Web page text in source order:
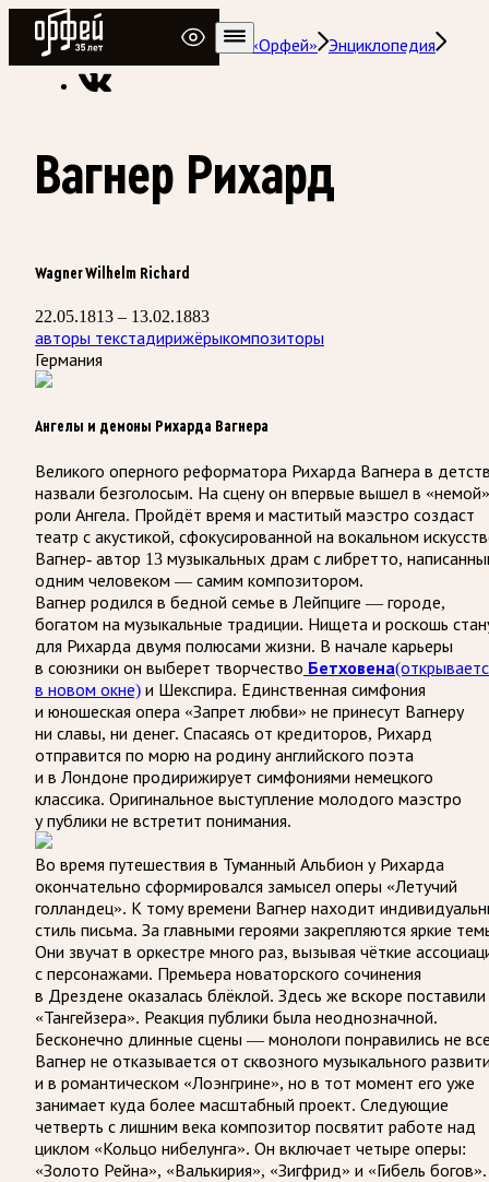
Радио Орфей
Радио классической музыки «Орфей»
Энциклопедия
Вагнер Рихард
Wagner Wilhelm Richard
22.05.1813 – 13.02.1883
авторы текстадирижёрыкомпозиторы
Германия
Ангелы и демоны Рихарда Вагнера
Великого оперного реформатора Рихарда Вагнера в
назвали безголосым. На сцену он впервые вышел в «немой»
роли Ангела. Пройдёт время и маститый маэстро создаст
театр с акустикой, сфокусированной на вокальном
Вагнер- автор 13 музыкальных драм с либретто,
одним человеком — самим композитором.
Вагнер родился в бедной семье в Лейпциге — городе,
богатом на музыкальные традиции. Нищета и роскошь
для Рихарда двумя полюсами жизни. В начале карьеры
в союзники он выберет творчество Бетховена
в новом окне) и Шекспира. Единственная симфония
и юношеская опера «Запрет любви» не принесут Вагнеру
ни славы, ни денег. Спасаясь от кредиторов, Рихард
отправится по морю на родину английского поэта
и в Лондоне продирижирует симфониями немецкого
классика. Оригинальное выступление молодого маэстро
у публики не встретит понимания.
Во время путешествия в Туманный Альбион у Рихарда
окончательно сформировался замысел оперы «Летучий
голландец». К тому времени Вагнер находит
стиль письма. За главными героями закрепляются яркие
Они звучат в оркестре много раз, вызывая чёткие
с персонажами. Премьера новаторского сочинения
в Дрездене оказалась блёклой. Здесь же вскоре поставили
«Тангейзера». Реакция публики была неоднозначной.
Бесконечно длинные сцены — монологи понравились не
Вагнер не отказывается от сквозного музыкального
и в романтическом «Лоэнгрине», но в тот момент его уже
занимает куда более масштабный проект. Следующие
четверть с лишним века композитор посвятит работе над
циклом «Кольцо нибелунга». Он включает четыре оперы:
«Золото Рейна», «Валькирия», «Зигфрид» и «Гибель богов».